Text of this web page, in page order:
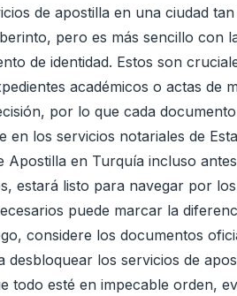
de apostilla en una ciudad
pero es más sencillo con
de identidad. Estos son
académicos o actas
por lo que cada
los servicios notariales de
en Turquía incluso
estará listo para navegar por
puede marcar la
considere los documentos
los servicios de
todo esté en impecable orden,